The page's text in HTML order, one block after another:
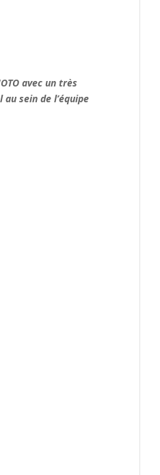
avec un très
sein de l’équipe